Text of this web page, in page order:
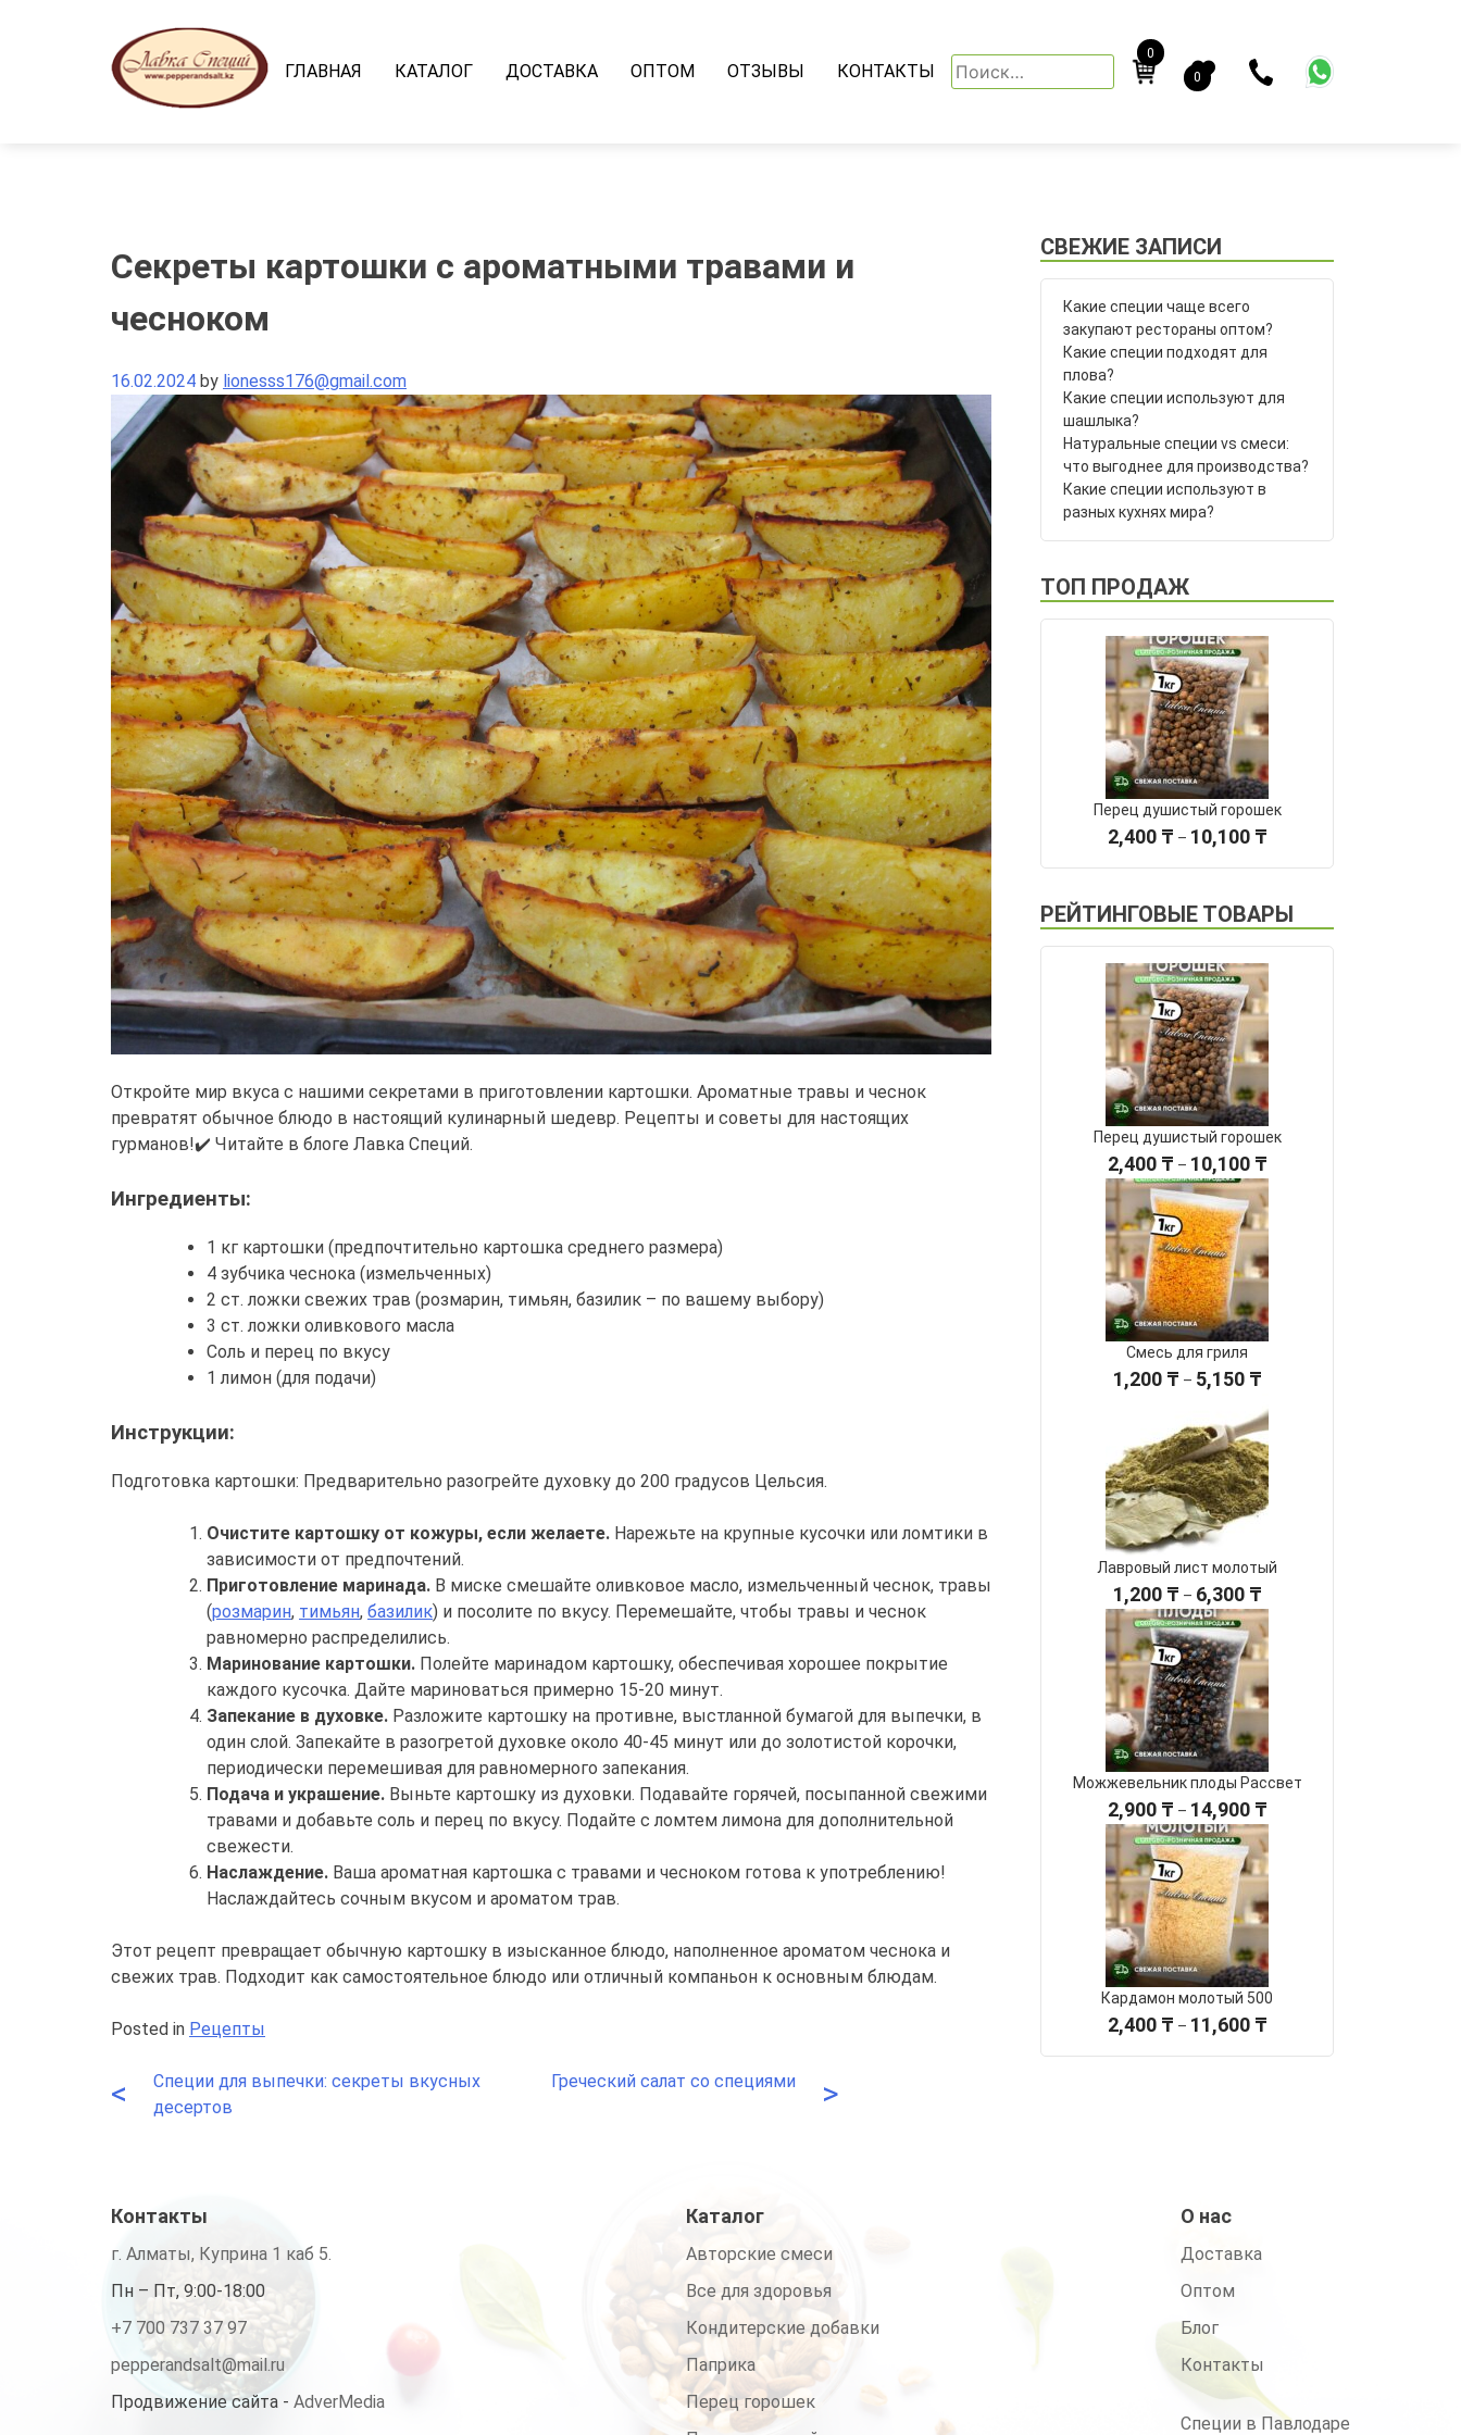
ГЛАВНАЯ КАТАЛОГ ДОСТАВКА ОПТОМ ОТЗЫВЫ КОНТАКТЫ Найти:
0
0
Секреты картошки с ароматными травами и
чесноком
16.02.2024 by lionesss176@gmail.com
Откройте мир вкуса с нашими секретами в приготовлении картошки. Ароматные травы и чеснок
превратят обычное блюдо в настоящий кулинарный шедевр. Рецепты и советы для настоящих
гурманов!✔️ Читайте в блоге Лавка Специй.
Ингредиенты:
1 кг картошки (предпочтительно картошка среднего размера)
4 зубчика чеснока (измельченных)
2 ст. ложки свежих трав (розмарин, тимьян, базилик – по вашему выбору)
3 ст. ложки оливкового масла
Соль и перец по вкусу
1 лимон (для подачи)
Инструкции:
Подготовка картошки: Предварительно разогрейте духовку до 200 градусов Цельсия.
Очистите картошку от кожуры, если желаете. Нарежьте на крупные кусочки или ломтики в
зависимости от предпочтений.
Приготовление маринада. В миске смешайте оливковое масло, измельченный чеснок, травы
(розмарин, тимьян, базилик) и посолите по вкусу. Перемешайте, чтобы травы и чеснок
равномерно распределились.
Маринование картошки. Полейте маринадом картошку, обеспечивая хорошее покрытие
каждого кусочка. Дайте мариноваться примерно 15-20 минут.
Запекание в духовке. Разложите картошку на противне, выстланной бумагой для выпечки, в
один слой. Запекайте в разогретой духовке около 40-45 минут или до золотистой корочки,
периодически перемешивая для равномерного запекания.
Подача и украшение. Выньте картошку из духовки. Подавайте горячей, посыпанной свежими
травами и добавьте соль и перец по вкусу. Подайте с ломтем лимона для дополнительной
свежести.
Наслаждение. Ваша ароматная картошка с травами и чесноком готова к употреблению!
Наслаждайтесь сочным вкусом и ароматом трав.
Этот рецепт превращает обычную картошку в изысканное блюдо, наполненное ароматом чеснока и
свежих трав. Подходит как самостоятельное блюдо или отличный компаньон к основным блюдам.
Posted in Рецепты
Навигация
<
Специи для выпечки: секреты вкусных
десертов
Греческий салат со специями >
СВЕЖИЕ ЗАПИСИ
Какие специи чаще всего
закупают рестораны оптом?
Какие специи подходят для
плова?
Какие специи используют для
шашлыка?
Натуральные специи vs смеси:
что выгоднее для производства?
Какие специи используют в
разных кухнях мира?
ТОП ПРОДАЖ
Перец душистый горошек
2,400 ₸ – 10,100 ₸Диапазон
10,100 ₸
РЕЙТИНГОВЫЕ ТОВАРЫ
Перец душистый горошек
2,400 ₸ – 10,100 ₸Диапазон
цен:
2,400 ₸
–
10,100 ₸
Смесь для гриля
1,200 ₸ – 5,150 ₸Диапазон
1,200 ₸
–
5,150 ₸
Лавровый лист молотый
1,200 ₸ – 6,300 ₸Диапазон
цен:
1,200 ₸
–
6,300 ₸
Можжевельник плоды Рассвет
2,900 ₸ – 14,900 ₸Диапазон
цен:
2,900 ₸
–
14,900 ₸
Кардамон молотый 500
2,400 ₸ – 11,600 ₸Диапазон
Контакты
г. Алматы, Куприна 1 каб 5.
Пн – Пт, 9:00-18:00
+7 700 737 37 97
pepperandsalt@mail.ru
Продвижение сайта - AdverMedia
Каталог
Авторские смеси
Все для здоровья
Кондитерские добавки
Паприка
Перец горошек
О нас
Доставка
Оптом
Блог
Контакты
Специи в Павлодаре